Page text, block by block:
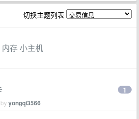
切换主题列表
存 小主机
yongqi3566
1